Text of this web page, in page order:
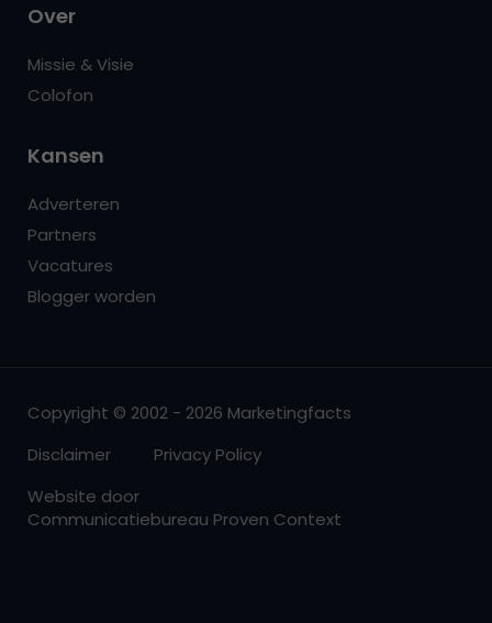
Over
Missie & Visie
Colofon
Kansen
Adverteren
Partners
Vacatures
Blogger worden
Copyright © 2002 - 2026 Marketingfacts
Disclaimer
Privacy Policy
Website door
Communicatiebureau Proven Context